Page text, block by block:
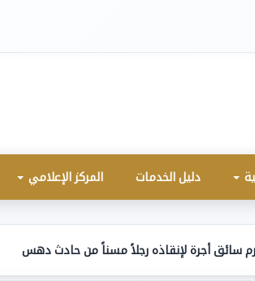
دليل الخدمات المركز الإعلامي
سائق أجرة لإنقاذه رجلاً مسناً من حادث دهس